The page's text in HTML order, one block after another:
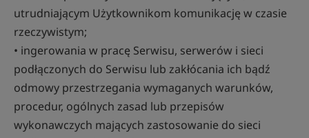
utrudniającym Użytkownikom komunikację w czasie
rzeczywistym;
• ingerowania w pracę Serwisu, serwerów i sieci
podłączonych do Serwisu lub zakłócania ich bądź
odmowy przestrzegania wymaganych warunków,
procedur, ogólnych zasad lub przepisów
wykonawczych mających zastosowanie do sieci